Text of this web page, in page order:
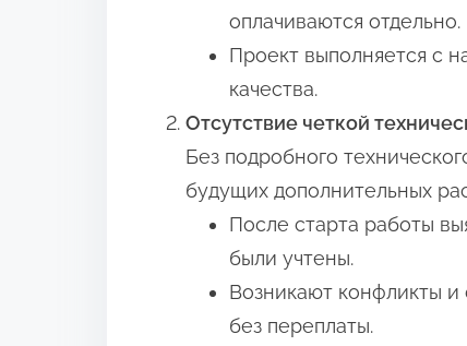
оплачиваются отдельно.
Проект выполняется с
качества.
Отсутствие четкой
Без подробного
будущих дополнительных
После старта работы
были учтены.
Возникают конфликты
без переплаты.